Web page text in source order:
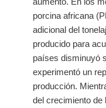
porcina africana
adicional del
producido para
países disminuyó
experimentó un
producción.
del crecimiento de